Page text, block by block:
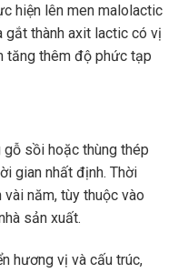
hiện lên men malolactic
gắt thành axit lactic có vị
tăng thêm độ phức tạp
gỗ sồi hoặc thùng thép
gian nhất định. Thời
năm, tùy thuộc vào
sản xuất.
hương vị và cấu trúc,